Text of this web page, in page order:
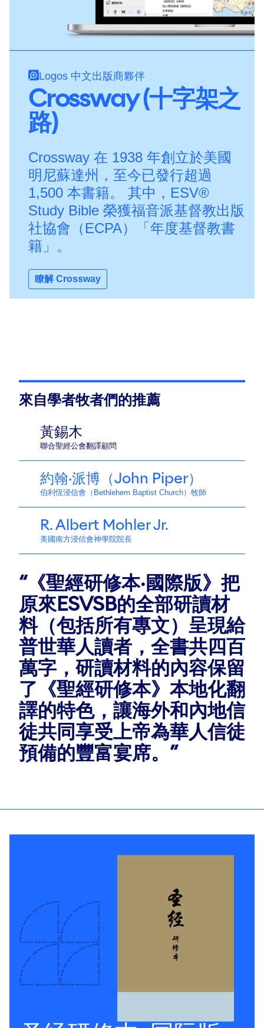
Logos 中文出版商夥伴
Crossway (十字架之
路)
Crossway 在 1938 年創立於美國
明尼蘇達州，至今已發行超過
1,500 本書籍。 其中，ESV®
Study Bible 榮獲福音派基督教出版
社協會（ECPA）「年度基督教書
籍」。
瞭解 Crossway
來自學者牧者們的推薦
黃錫木
聯合聖經公會翻譯顧問
約翰·派博（John Piper）
伯利恆浸信會（Bethlehem Baptist Church）牧師
R. Albert Mohler Jr.
美國南方浸信會神學院院長
“《聖經研修本·國際版》把
原來ESVSB的全部研讀材
料（包括所有專文）呈現給
普世華人讀者，全書共四百
萬字，研讀材料的內容保留
了《聖經研修本》本地化翻
譯的特色，讓海外和內地信
徒共同享受上帝為華人信徒
預備的豐富宴席。”